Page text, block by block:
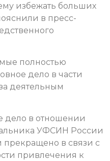
избежать больших
в пресс-
полностью
дело в части
деятельным
дело в отношении
УФСИН России
прекращено в связи с
привлечения к